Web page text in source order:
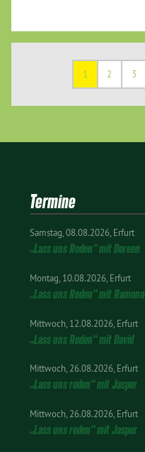
1 2 3
Termine
Samstag 08.08.2026 Erfurt
„Lass uns Reden“ mit Doreen
Montag 10.08.2026 Erfurt
„Lass uns Reden“ mit Ramona
Mittwoch 12.08.2026 Erfurt
„Lass uns Reden“ mit David
Mittwoch 26.08.2026 Erfurt
„Lass uns reden“ mit Jasper
Mittwoch 26.08.2026 Erfurt
„Lass uns reden“ mit Jasper